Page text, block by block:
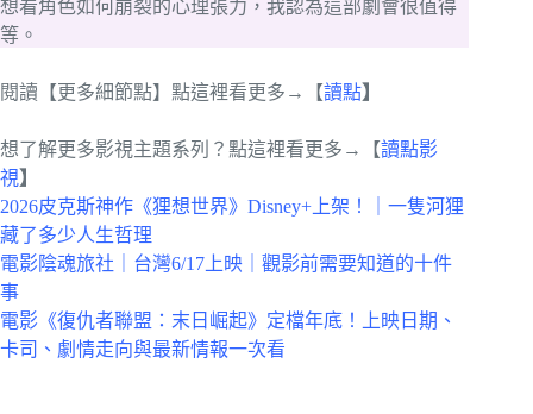
想看角色如何崩裂的心理張力，我認為這部劇會很值得
等。
閱讀【更多細節點】點這裡看更多→【讀點】
想了解更多影視主題系列？點這裡看更多→【讀點影
視】
2026皮克斯神作《狸想世界》Disney+上架！｜一隻河狸
藏了多少人生哲理
電影陰魂旅社｜台灣6/17上映｜觀影前需要知道的十件
事
電影《復仇者聯盟：末日崛起》定檔年底！上映日期、
卡司、劇情走向與最新情報一次看